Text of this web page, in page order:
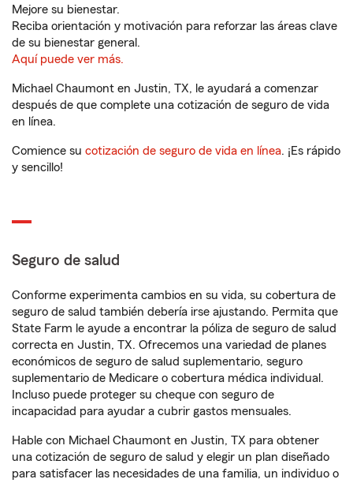
Mejore su bienestar.
Reciba orientación y motivación para reforzar las áreas clave
de su bienestar general.
Aquí puede ver más.
Michael Chaumont en Justin, TX, le ayudará a comenzar
después de que complete una cotización de seguro de vida
en línea.
Comience su cotización de seguro de vida en línea. ¡Es rápido
y sencillo!
Seguro de salud
Conforme experimenta cambios en su vida, su cobertura de
seguro de salud también debería irse ajustando. Permita que
State Farm le ayude a encontrar la póliza de seguro de salud
correcta en Justin, TX. Ofrecemos una variedad de planes
económicos de seguro de salud suplementario, seguro
suplementario de Medicare o cobertura médica individual.
Incluso puede proteger su cheque con seguro de
incapacidad para ayudar a cubrir gastos mensuales.
Hable con Michael Chaumont en Justin, TX para obtener
una cotización de seguro de salud y elegir un plan diseñado
para satisfacer las necesidades de una familia, un individuo o